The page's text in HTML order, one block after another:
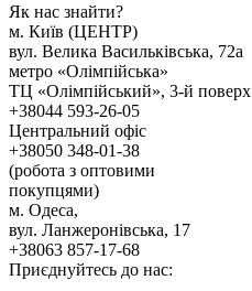
Як наc знайти?
м. Киïв (ЦЕНТР)
вул. Велика Васильківська, 72а
метро «Олімпійська»
ТЦ «Олімпійський», 3-й поверх
+38044 593-26-05
Центральний офіс
+38050 348-01-38
(робота з оптовими
покупцями)
м. Одеса,
вул. Ланжеронівська, 17
+38063 857-17-68
Приєднуйтесь до нас: